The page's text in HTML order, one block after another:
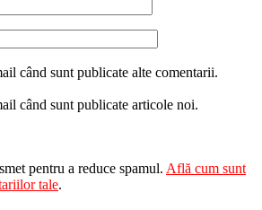
când sunt publicate alte comentarii.
când sunt publicate articole noi.
pentru a reduce spamul. Află cum sunt
tale.